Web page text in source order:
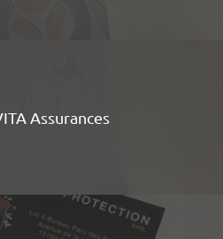
Assurances